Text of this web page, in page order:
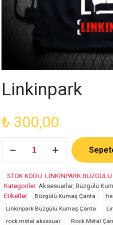
Linkinpark
₺ 300,00
adet
STOK KODU: LINKINPARK
Kategoriler: Aksesuarlar, Büzgülü
Etiketler:
Büzgülü Kumaş Çanta
Linkinpark Büzgülü Kumaş Çanta
rock metal aksesuar
Rock Metal